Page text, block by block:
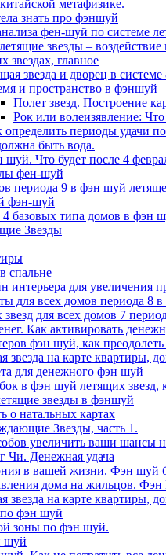
метафизике.
знать про фэншуй
фен-шуй по системе
звезды –
звездах, главное
звезда и дворец в системе
и пространство в фэншуй
Полет звезд. Построение
Рок или волеизявление: Что
определить периоды удачи
быть вода.
Что будет после 4
фен-шуй
периода 9 в фэн шуй
фэн-шуй
базовых типа домов в фэн
Звезды
спальне
интерьера для увеличения
для всех домов периода 8
для всех домов 7
Как активировать
фэн шуй, как
звезда на карте квартиры,
для денежного фэн шуй
в фэн шуй летящих звезд,
звезды в фэншуй
о натальных картах
Звезды, часть 1.
увеличить ваши шансы
Чи. Денежная удача
в вашей жизни. Фэн шуй
дома на жильцов. Фэн
звезда на карте квартиры,
по фэн шуй
зоны по фэн шуй.
шуй